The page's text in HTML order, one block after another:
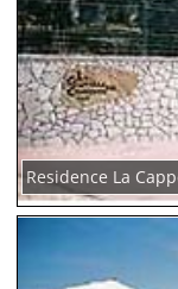
Residence La